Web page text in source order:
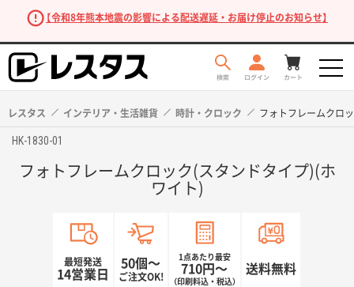
【令和8年熊本地震の影響による配送遅延・お届け停止のお知らせ】
商品を探す
レスタス インテリア・生活雑貨 時計・クロック フォトフレームクロ
HK-1830-01
フォトフレームクロック(スタンドタイプ)(ホ
ワイト)
最短発送
14営業日
50個〜
ご注文OK!
1点あたり最安
710円〜
（印刷料込・税込）
送料無料